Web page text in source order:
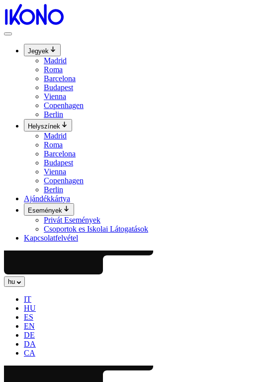
Ugrás
tartalomhoz
Jegyek
Madrid
Roma
Barcelona
Budapest
Vienna
Copenhagen
Berlin
Helyszínek
Madrid
Roma
Barcelona
Budapest
Vienna
Copenhagen
Berlin
Ajándékkártya
Események
Privát Események
Csoportok es Iskolai Látogatások
Kapcsolatfelvétel
hu
IT
HU
ES
EN
DE
DA
CA